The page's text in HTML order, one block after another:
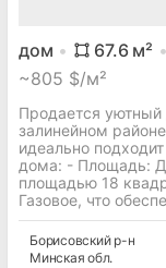
дом 67.6м²
~805 $/м²
Продается
залинейном
идеально
дома: - Площадь:
площадью 18
Газовое, что
Борисовскийр-н
Минская обл.